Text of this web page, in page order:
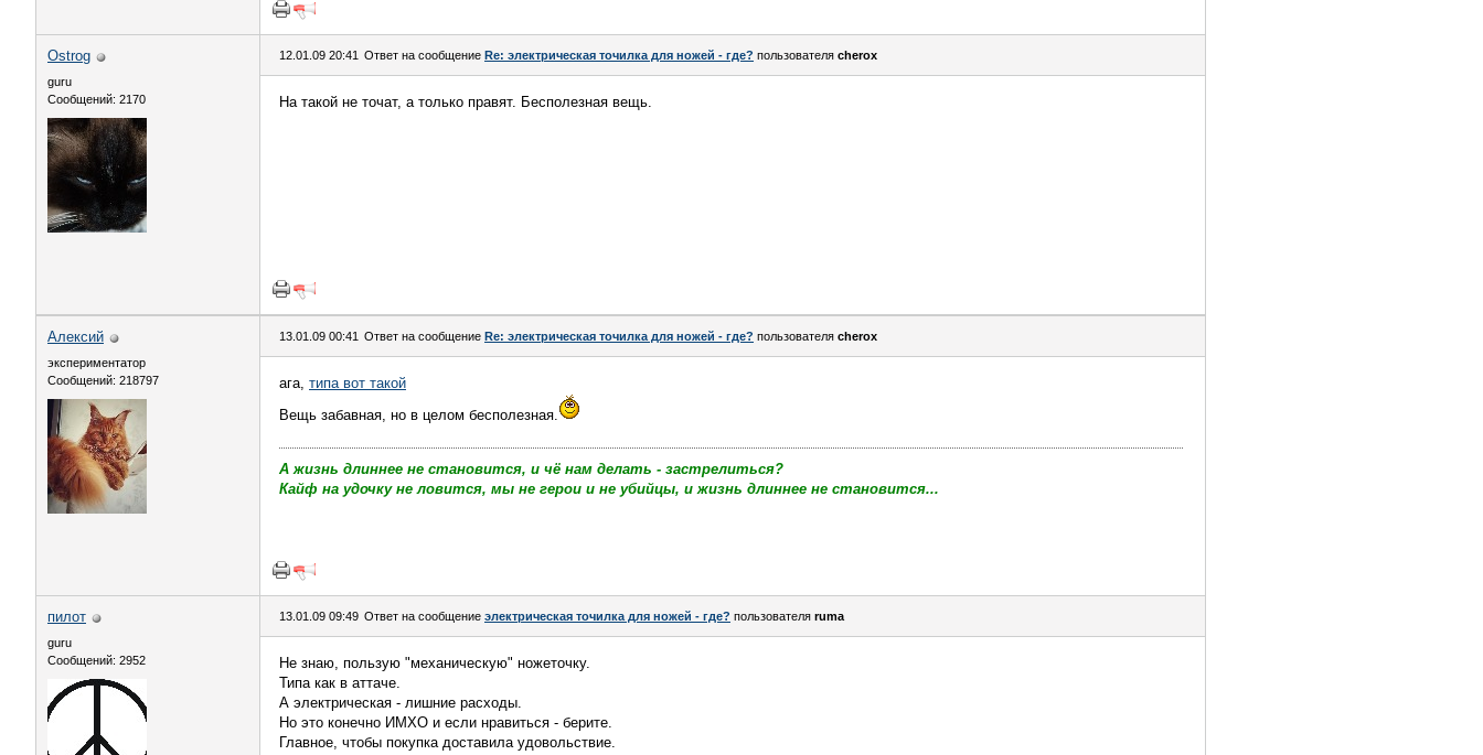
Ostrog
guru
Сообщений: 2170
12.01.09 20:41 Ответ на сообщение Re: электрическая точилка для ножей - где? пользователя cherox
На такой не точат, а только правят. Бесполезная вещь.
Алексий
экспериментатор
Сообщений: 218797
13.01.09 00:41 Ответ на сообщение Re: электрическая точилка для ножей - где? пользователя cherox
ага, типа вот такой
Вещь забавная, но в целом бесполезная.
А жизнь длиннее не становится, и чё нам делать - застрелиться?
Кайф на удочку не ловится, мы не герои и не убийцы, и жизнь длиннее не становится...
пилот
guru
Сообщений: 2952
13.01.09 09:49 Ответ на сообщение электрическая точилка для ножей - где? пользователя ruma
Не знаю, пользую "механическую" ножеточку.
Типа как в аттаче.
А электрическая - лишние расходы.
Но это конечно ИМХО и если нравиться - берите.
Главное, чтобы покупка доставила удовольствие.